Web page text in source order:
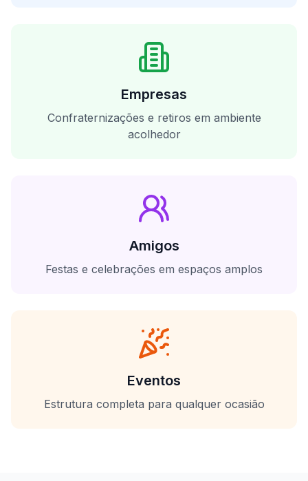
Empresas
Confraternizações e retiros em ambiente
acolhedor
Amigos
Festas e celebrações em espaços amplos
Eventos
Estrutura completa para qualquer ocasião